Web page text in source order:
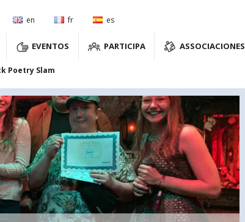
en fr es
EVENTOS PARTICIPA ASSOCIACIONES
Poetry Slam